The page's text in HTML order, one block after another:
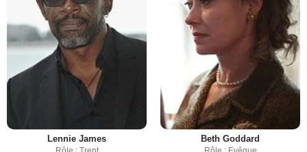
Lennie James Beth Goddard